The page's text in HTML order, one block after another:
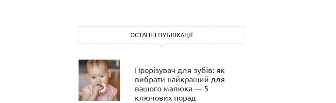
ОСТАННІ ПУБЛІКАЦІЇ
Прорізувач для зубів: як
вибрати найкращий для
вашого малюка — 5
ключових порад